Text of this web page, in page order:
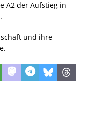
A2 der Aufstieg in
und ihre